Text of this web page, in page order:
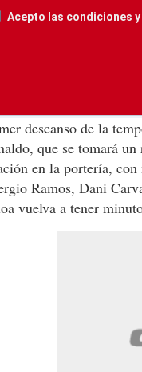
Acepto las condiciones
descanso de la
que se tomará
en la portería,
Ramos, Dani
vuelva a tener